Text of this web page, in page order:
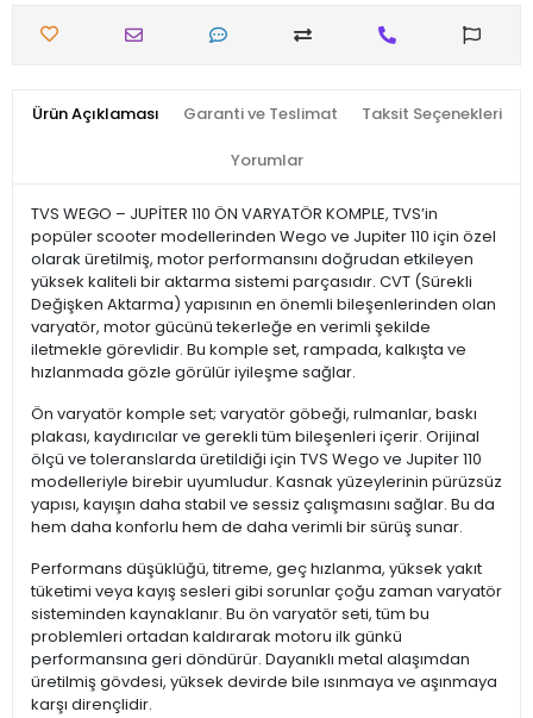
Ürün Açıklaması Garanti ve Teslimat Taksit Seçenekleri
Yorumlar
TVS WEGO – JUPİTER 110 ÖN VARYATÖR KOMPLE, TVS’in
popüler scooter modellerinden Wego ve Jupiter 110 için özel
olarak üretilmiş, motor performansını doğrudan etkileyen
yüksek kaliteli bir aktarma sistemi parçasıdır. CVT (Sürekli
Değişken Aktarma) yapısının en önemli bileşenlerinden olan
varyatör, motor gücünü tekerleğe en verimli şekilde
iletmekle görevlidir. Bu komple set, rampada, kalkışta ve
hızlanmada gözle görülür iyileşme sağlar.
Ön varyatör komple set; varyatör göbeği, rulmanlar, baskı
plakası, kaydırıcılar ve gerekli tüm bileşenleri içerir. Orijinal
ölçü ve toleranslarda üretildiği için TVS Wego ve Jupiter 110
modelleriyle birebir uyumludur. Kasnak yüzeylerinin pürüzsüz
yapısı, kayışın daha stabil ve sessiz çalışmasını sağlar. Bu da
hem daha konforlu hem de daha verimli bir sürüş sunar.
Performans düşüklüğü, titreme, geç hızlanma, yüksek yakıt
tüketimi veya kayış sesleri gibi sorunlar çoğu zaman varyatör
sisteminden kaynaklanır. Bu ön varyatör seti, tüm bu
problemleri ortadan kaldırarak motoru ilk günkü
performansına geri döndürür. Dayanıklı metal alaşımdan
üretilmiş gövdesi, yüksek devirde bile ısınmaya ve aşınmaya
karşı dirençlidir.